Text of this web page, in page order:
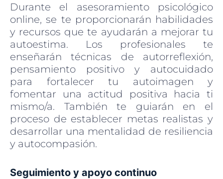
Durante el asesoramiento psicológico
online, se te proporcionarán habilidades
y recursos que te ayudarán a mejorar tu
autoestima. Los profesionales te
enseñarán técnicas de autorreflexión,
pensamiento positivo y autocuidado
para fortalecer tu autoimagen y
fomentar una actitud positiva hacia ti
mismo/a. También te guiarán en el
proceso de establecer metas realistas y
desarrollar una mentalidad de resiliencia
y autocompasión.
Seguimiento y apoyo continuo